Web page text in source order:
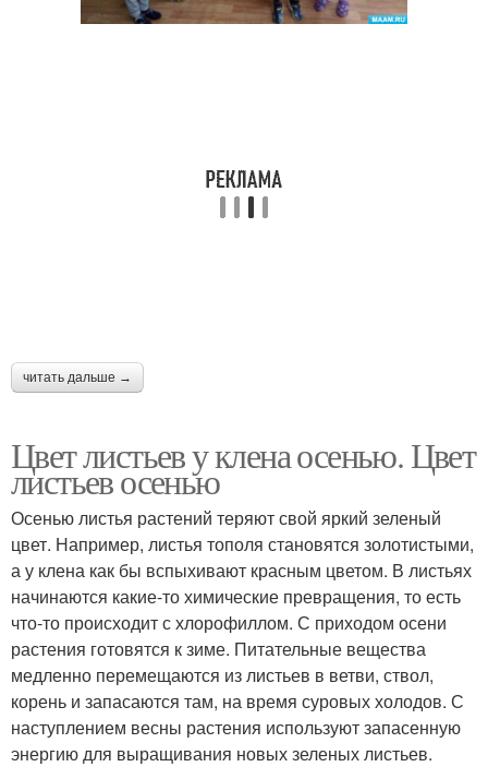
читать дальше →
Цвет листьев у клена осенью. Цвет
листьев осенью
Осенью листья растений теряют свой яркий зеленый
цвет. Например, листья тополя становятся золотистыми,
а у клена как бы вспыхивают красным цветом. В листьях
начинаются какие-то химические превращения, то есть
что-то происходит с хлорофиллом. С приходом осени
растения готовятся к зиме. Питательные вещества
медленно перемещаются из листьев в ветви, ствол,
корень и запасаются там, на время суровых холодов. С
наступлением весны растения используют запасенную
энергию для выращивания новых зеленых листьев.